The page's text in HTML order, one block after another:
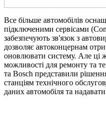
Все більше автомобілів
підключеними сервісами
забезпечують зв'язок з
дозволяє автоконцернам
оновлювати систему. Але ці
можливості для ремонту та
та Bosch представили
станціям технічного
даних автомобіля та